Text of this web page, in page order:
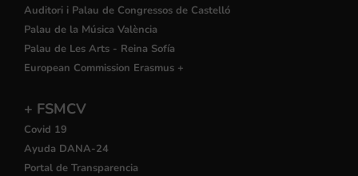
Auditori i Palau de Congressos de Castelló
Palau de la Música València
Palau de Les Arts - Reina Sofía
European Commission Erasmus +
+ FSMCV
Covid 19
Ayuda DANA-24
Portal de Transparencia